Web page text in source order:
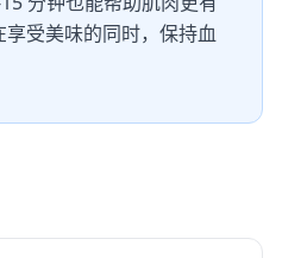
受美味的同时，保持血